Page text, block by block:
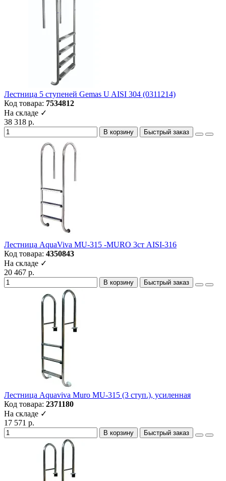
Лестница 5 ступеней Gemas U AISI 304 (0311214)
Код товара: 7534812
На складе ✓
38 318 р.
В корзину Быстрый заказ
Лестница AquaViva MU-315 -MURO 3cт AISI-316
Код товара: 4350843
На складе ✓
20 467 р.
В корзину Быстрый заказ
Лестница Aquaviva Muro MU-315 (3 ступ.), усиленная
Код товара: 2371180
На складе ✓
17 571 р.
В корзину Быстрый заказ